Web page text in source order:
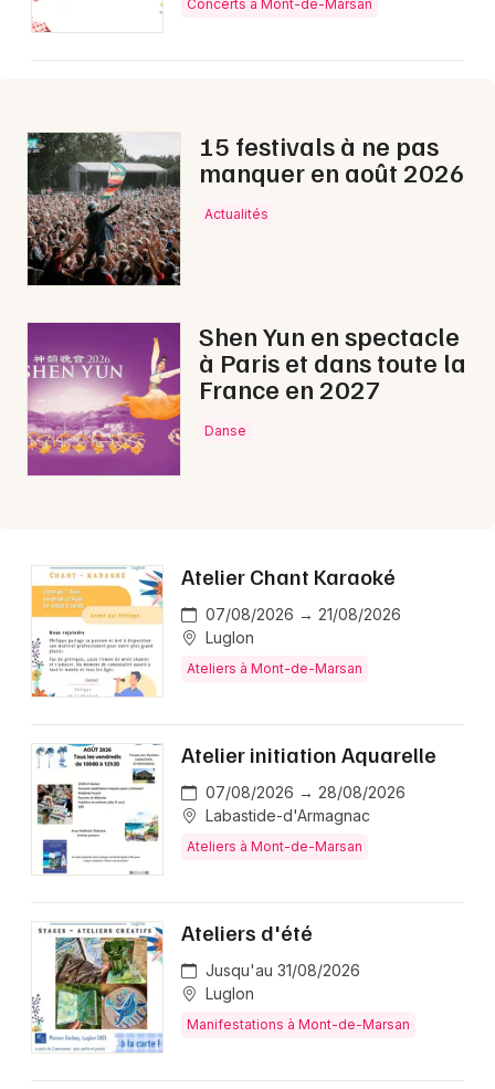
Newsletter des sorties
Artistes en tournée
Actus à Mont-de-Marsan
Magazine à Mont-de-Marsan
40 - Landes
Choisir mes départements
Concerts à Mont-de-Marsan
15 festivals à ne pas
manquer en août 2026
Actualités
Shen Yun en spectacle
à Paris et dans toute la
France en 2027
Danse
Atelier Chant Karaoké
07/08/2026 → 21/08/2026
Luglon
Ateliers à Mont-de-Marsan
Atelier initiation Aquarelle
07/08/2026 → 28/08/2026
Labastide-d'Armagnac
Ateliers à Mont-de-Marsan
Ateliers d'été
Jusqu'au 31/08/2026
Luglon
Manifestations à Mont-de-Marsan